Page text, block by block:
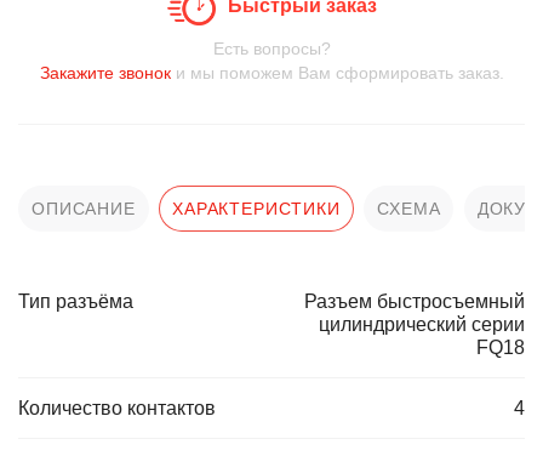
Быстрый заказ
Есть вопросы?
Закажите звоноки мы поможем Вам сформировать заказ.
ОПИСАНИЕ ХАРАКТЕРИСТИКИ СХЕМА
Тип разъёма
Разъем быстросъемный
цилиндрический серии
FQ18
Количество контактов 4